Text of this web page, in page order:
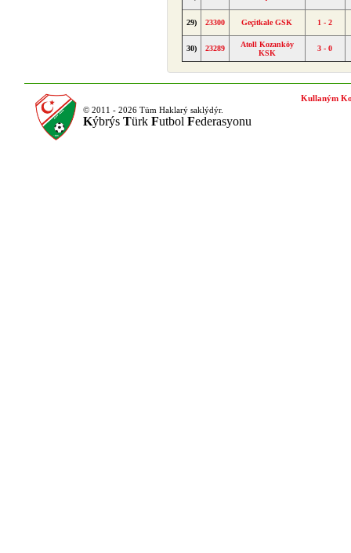
29) 23300 Geçitkale GSK 1 - 2
30) 23289
Atoll Kozanköy
KSK
3 - 0
© 2011 - 2026 Tüm Haklarý saklýdýr.
Kýbrýs Türk Futbol Federasyonu
Kullaným